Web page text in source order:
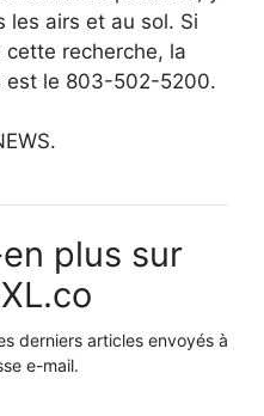
les airs et au sol. Si
recherche, la
est le 803-502-5200.
plus sur
derniers articles envoyés à
e-mail.